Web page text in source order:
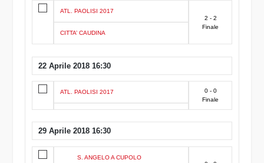
ATL. PAOLISI 2017
CITTA’ CAUDINA
2 - 2
Finale
22 Aprile 2018 16:30
ATL. PAOLISI 2017
0 - 0
Finale
29 Aprile 2018 16:30
S. ANGELO A CUPOLO